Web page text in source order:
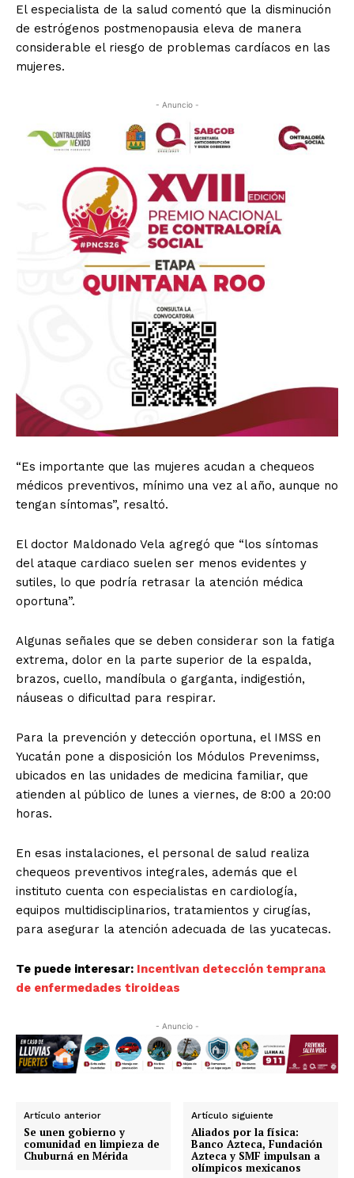
El especialista de la salud comentó que la disminución
de estrógenos postmenopausia eleva de manera
considerable el riesgo de problemas cardíacos en las
mujeres.
- Anuncio -
“Es importante que las mujeres acudan a chequeos
médicos preventivos, mínimo una vez al año, aunque no
tengan síntomas”, resaltó.
El doctor Maldonado Vela agregó que “los síntomas
del ataque cardiaco suelen ser menos evidentes y
sutiles, lo que podría retrasar la atención médica
oportuna”.
Algunas señales que se deben considerar son la fatiga
extrema, dolor en la parte superior de la espalda,
brazos, cuello, mandíbula o garganta, indigestión,
náuseas o dificultad para respirar.
Para la prevención y detección oportuna, el IMSS en
Yucatán pone a disposición los Módulos Prevenimss,
ubicados en las unidades de medicina familiar, que
atienden al público de lunes a viernes, de 8:00 a 20:00
horas.
En esas instalaciones, el personal de salud realiza
chequeos preventivos integrales, además que el
instituto cuenta con especialistas en cardiología,
equipos multidisciplinarios, tratamientos y cirugías,
para asegurar la atención adecuada de las yucatecas.
Te puede interesar: Incentivan detección temprana
de enfermedades tiroideas
- Anuncio -
Artículo anterior
Se unen gobierno y
comunidad en limpieza de
Chuburná en Mérida
Artículo siguiente
Aliados por la física:
Banco Azteca, Fundación
Azteca y SMF impulsan a
olímpicos mexicanos